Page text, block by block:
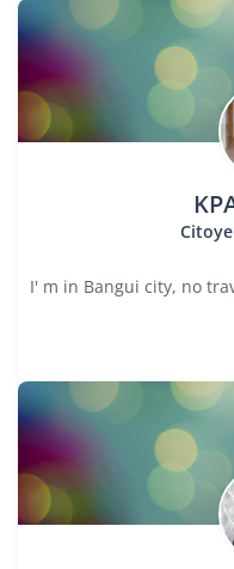
I' m in Bangui city, no